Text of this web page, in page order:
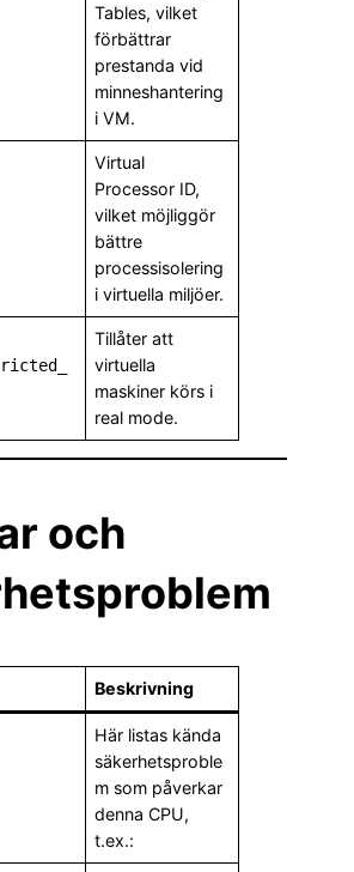
Tables, vilket
förbättrar
prestanda vid
minneshantering
i VM.
Virtual
Processor ID,
vilket möjliggör
bättre
processisolering
i virtuella miljöer.
Tillåter att
virtuella
maskiner körs i
real mode.
och
Beskrivning
Här listas kända
säkerhetsproble
m som påverkar
denna CPU,
t.ex.: